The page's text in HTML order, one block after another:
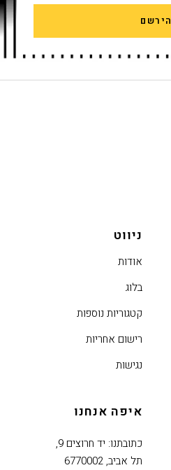
הירשם
ניווט
אודות
בלוג
קטגוריות נוספות
רישום אחריות
נגישות
איפה אנחנו
כתובתנו: יד חרוצים 9,
תל אביב, 6770002